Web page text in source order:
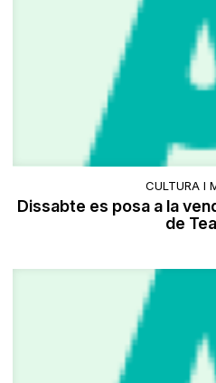
CULTURA I
Dissabte es posa a la
de